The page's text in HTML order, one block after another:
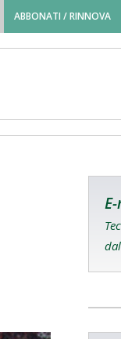
ABBONATI / RINNOVA